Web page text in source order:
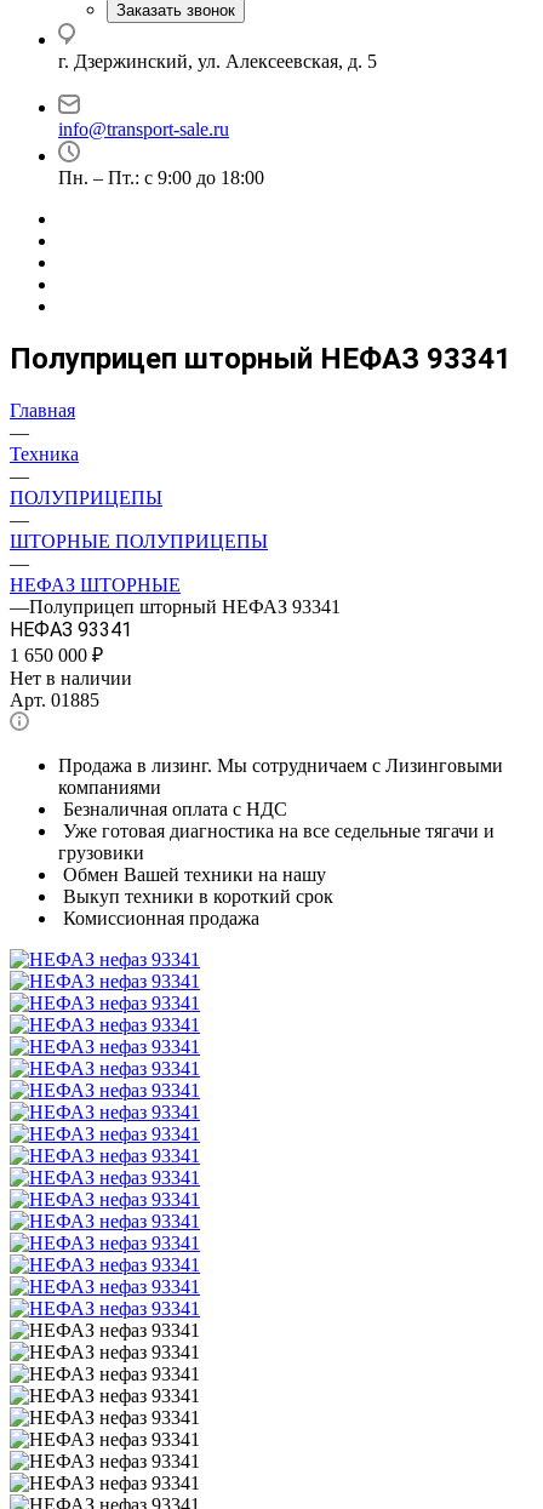
Заказать звонок
г. Дзержинский, ул. Алексеевская, д. 5
info@transport-sale.ru
Пн. – Пт.: с 9:00 до 18:00
Полуприцеп шторный НЕФАЗ 93341
Главная
—
Техника
—
ПОЛУПРИЦЕПЫ
—
ШТОРНЫЕ ПОЛУПРИЦЕПЫ
—
НЕФАЗ ШТОРНЫЕ
—Полуприцеп шторный НЕФАЗ 93341
НЕФАЗ 93341
1 650 000 ₽
Нет в наличии
Арт. 01885
Продажа в лизинг. Мы сотрудничаем с Лизинговыми
компаниями
Безналичная оплата с НДС
Уже готовая диагностика на все седельные тягачи и
грузовики
Обмен Вашей техники на нашу
Выкуп техники в короткий срок
Комиссионная продажа